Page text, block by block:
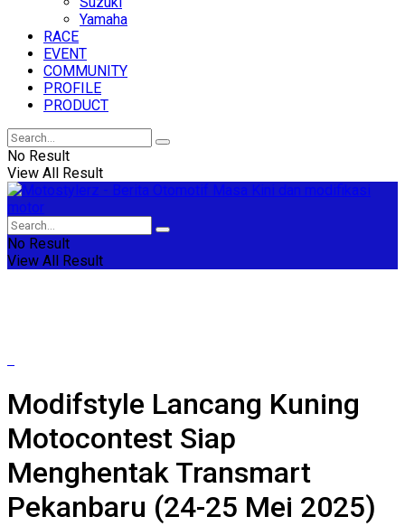
Yamaha
RACE
EVENT
COMMUNITY
PROFILE
PRODUCT
No Result
View All Result
No Result
View All Result
Modifstyle Lancang Kuning
Motocontest Siap
Menghentak Transmart
Pekanbaru (24-25 Mei 2025)